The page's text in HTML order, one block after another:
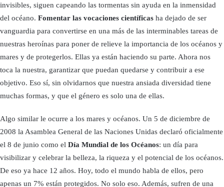
invisibles, siguen capeando las tormentas sin ayuda en la inmensidad
del océano. Fomentar las vocaciones científicas ha dejado de ser
vanguardia para convertirse en una más de las interminables tareas de
nuestras heroínas para poner de relieve la importancia de los océanos y
mares y de protegerlos. Ellas ya están haciendo su parte. Ahora nos
toca la nuestra, garantizar que puedan quedarse y contribuir a ese
objetivo. Eso sí, sin olvidarnos que nuestra ansiada diversidad tiene
muchas formas, y que el género es solo una de ellas.
Algo similar le ocurre a los mares y océanos. Un 5 de diciembre de
2008 la Asamblea General de las Naciones Unidas declaró oficialmente
el 8 de junio como el Día Mundial de los Océanos: un día para
visibilizar y celebrar la belleza, la riqueza y el potencial de los océanos.
De eso ya hace 12 años. Hoy, todo el mundo habla de ellos, pero
apenas un 7% están protegidos. No solo eso. Además, sufren de una